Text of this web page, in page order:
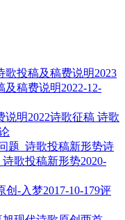
2023
及稿费说明2022-12-
2022诗歌征稿 诗歌
诗
歌投稿新形势2020-
创-入梦2017-10-179评